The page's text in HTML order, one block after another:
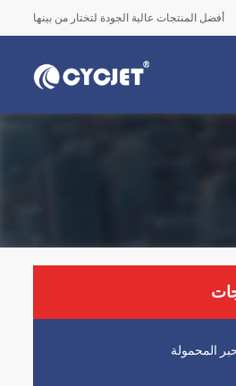
أفضل المنتجات عالية الجودة لتختار من بينها
المحمولة